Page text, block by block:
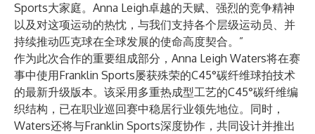
Sports大家庭。Anna Leigh卓越的天赋、强烈的竞争精神
以及对这项运动的热忱，与我们支持各个层级运动员、并
持续推动匹克球在全球发展的使命高度契合。”
作为此次合作的重要组成部分，Anna Leigh Waters将在赛
事中使用Franklin Sports屡获殊荣的C45°碳纤维球拍技术
的最新升级版本。该采用多重热成型工艺的C45°碳纤维编
织结构，已在职业巡回赛中稳居行业领先地位。同时，
Waters还将与Franklin Sports深度协作，共同设计并推出